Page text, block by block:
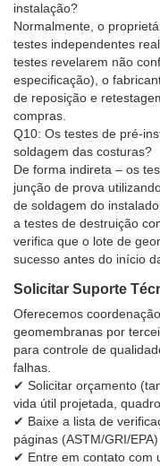
instalação?
Normalmente, o
testes independentes
testes revelarem não
especificação), o
de reposição e
compras.
Q10: Os testes de pré-
soldagem das costuras?
De forma indireta – os
junção de prova
de soldagem do
a testes de destruição
verifica que o lote de
sucesso antes do início
Solicitar Suporte
Oferecemos
geomembranas por
para controle de
falhas.
✔ Solicitar orçamento
vida útil projetada,
✔ Baixe a lista de
páginas (ASTM/GRI/EPA)
✔ Entre em contato com